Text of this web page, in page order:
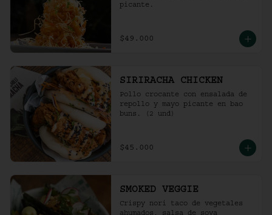
picante.
$49.000
SIRIRACHA CHICKEN
Pollo crocante con ensalada de
repollo y mayo picante en bao
buns. (2 und)
$45.000
SMOKED VEGGIE
Crispy nori taco de vegetales